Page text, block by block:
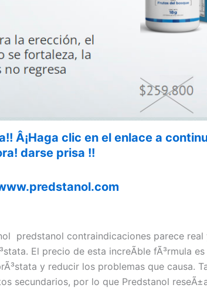
Â¡Haga clic en el enlace a
darse prisa !!
predstanol contraindicaciones parece
El precio de esta increÃ­ble fÃ³rmula
y reducir los problemas que causa.
secundarios, por lo que Predstanol